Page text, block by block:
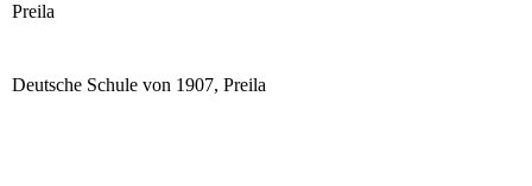
Preila
Deutsche Schule von 1907, Preila